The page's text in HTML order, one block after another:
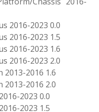
2016-2023 0.0
2016-2023 1.5
2016-2023 1.6
2016-2023 2.0
2013-2016 1.6
2013-2016 2.0
2023 0.0
2023 1.5